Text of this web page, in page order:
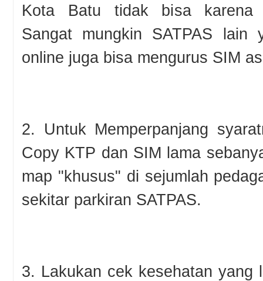
Kota Batu tidak bisa karena
Sangat mungkin SATPAS lain
online juga bisa mengurus SIM
2. Untuk Memperpanjang
Copy KTP dan SIM lama
map "khusus" di sejumlah
sekitar parkiran SATPAS.
3. Lakukan cek kesehatan yang